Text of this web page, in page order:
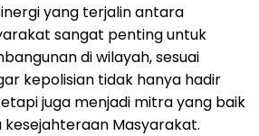
yang terjalin antara
sangat penting untuk
di wilayah, sesuai
kepolisian tidak hanya hadir
juga menjadi mitra yang baik
Masyarakat.